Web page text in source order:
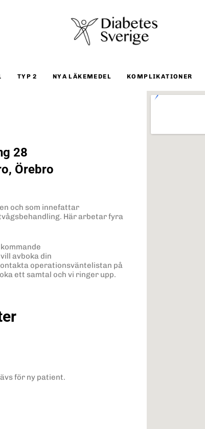
TYP 2 NYA LÄKEMEDEL KOMPLIKATIONER
28
Örebro
och som innefattar
Här arbetar fyra
avboka din
operationsväntelistan på
ett samtal och vi ringer upp.
för ny patient.